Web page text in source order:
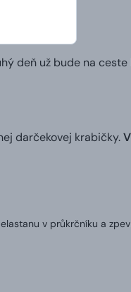
deň už bude na ceste
darčekovej krabičky.
v průkrčníku a